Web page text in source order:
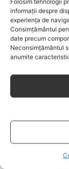
Folosim tehnologii
informații despre
experiența de
Consimțământul
date precum
Neconsimțământul
anumite
7 moduri